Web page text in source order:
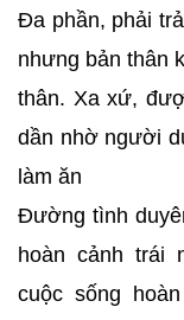
Đa phần, phải
nhưng bản thân
thân. Xa xứ,
dần nhờ người
làm ăn
Đường tình
hoàn cảnh trái
cuộc sống